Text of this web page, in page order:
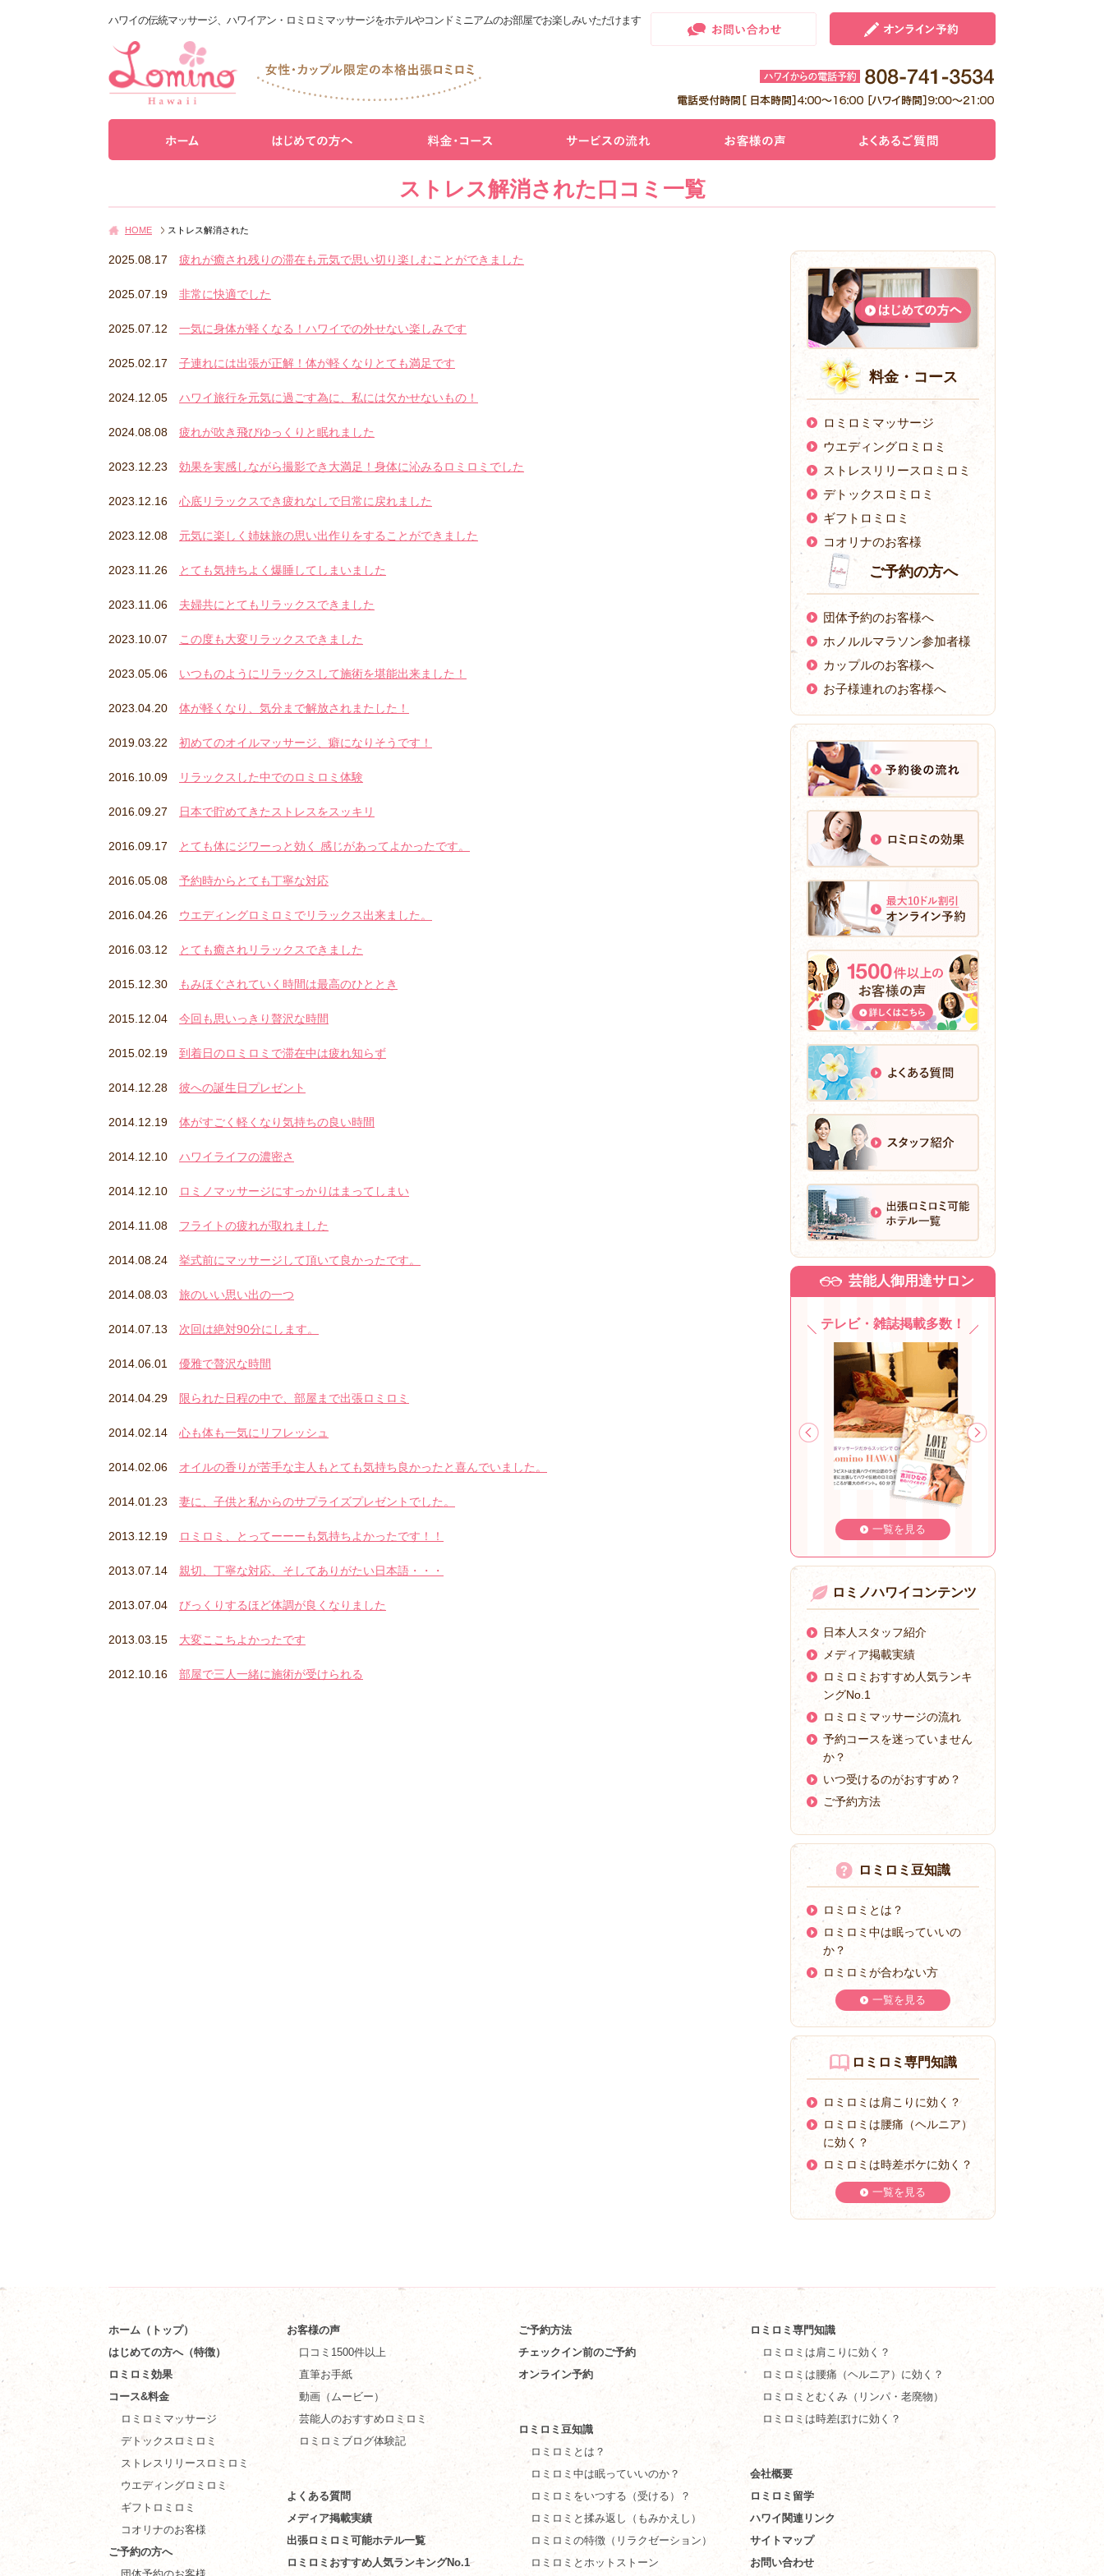
ハワイの伝統マッサージ、ハワイアン・ロミロミマッサージをホテルやコンドミニアムのお部屋でお楽しみいただけます
ストレス解消された口コミ一覧
HOME ストレス解消された
2025.08.17 疲れが癒され残りの滞在も元気で思い切り楽しむことができました
2025.07.19 非常に快適でした
2025.07.12 一気に身体が軽くなる！ハワイでの外せない楽しみです
2025.02.17 子連れには出張が正解！体が軽くなりとても満足です
2024.12.05 ハワイ旅行を元気に過ごす為に、私には欠かせないもの！
2024.08.08 疲れが吹き飛びゆっくりと眠れました
2023.12.23 効果を実感しながら撮影でき大満足！身体に沁みるロミロミでした
2023.12.16 心底リラックスでき疲れなしで日常に戻れました
2023.12.08 元気に楽しく姉妹旅の思い出作りをすることができました
2023.11.26 とても気持ちよく爆睡してしまいました
2023.11.06 夫婦共にとてもリラックスできました
2023.10.07 この度も大変リラックスできました
2023.05.06 いつものようにリラックスして施術を堪能出来ました！
2023.04.20 体が軽くなり、気分まで解放されまたした！
2019.03.22 初めてのオイルマッサージ、癖になりそうです！
2016.10.09 リラックスした中でのロミロミ体験
2016.09.27 日本で貯めてきたストレスをスッキリ
2016.09.17 とても体にジワーっと効く 感じがあってよかったです。
2016.05.08 予約時からとても丁寧な対応
2016.04.26 ウエディングロミロミでリラックス出来ました。
2016.03.12 とても癒されリラックスできました
2015.12.30 もみほぐされていく時間は最高のひととき
2015.12.04 今回も思いっきり贅沢な時間
2015.02.19 到着日のロミロミで滞在中は疲れ知らず
2014.12.28 彼への誕生日プレゼント
2014.12.19 体がすごく軽くなり気持ちの良い時間
2014.12.10 ハワイライフの濃密さ
2014.12.10 ロミノマッサージにすっかりはまってしまい
2014.11.08 フライトの疲れが取れました
2014.08.24 挙式前にマッサージして頂いて良かったです。
2014.08.03 旅のいい思い出の一つ
2014.07.13 次回は絶対90分にします。
2014.06.01 優雅で贅沢な時間
2014.04.29 限られた日程の中で、部屋まで出張ロミロミ
2014.02.14 心も体も一気にリフレッシュ
2014.02.06 オイルの香りが苦手な主人もとても気持ち良かったと喜んでいました。
2014.01.23 妻に、子供と私からのサプライズプレゼントでした。
2013.12.19 ロミロミ、とってーーーも気持ちよかったです！！
2013.07.14 親切、丁寧な対応、そしてありがたい日本語・・・
2013.07.04 びっくりするほど体調が良くなりました
2013.03.15 大変ここちよかったです
2012.10.16 部屋で三人一緒に施術が受けられる
料金・コース
ロミロミマッサージ
ウエディングロミロミ
ストレスリリースロミロミ
デトックスロミロミ
ギフトロミロミ
コオリナのお客様
ご予約の方へ
団体予約のお客様へ
ホノルルマラソン参加者様
カップルのお客様へ
お子様連れのお客様へ
芸能人御用達サロン
テレビ・雑誌掲載多数！
一覧を見る
ロミノハワイコンテンツ
日本人スタッフ紹介
メディア掲載実績
ロミロミおすすめ人気ランキ
ングNo.1
ロミロミマッサージの流れ
予約コースを迷っていません
か？
いつ受けるのがおすすめ？
ご予約方法
ロミロミ豆知識
ロミロミとは？
ロミロミ中は眠っていいの
か？
ロミロミが合わない方
一覧を見る
ロミロミ専門知識
ロミロミは肩こりに効く？
ロミロミは腰痛（ヘルニア）
に効く？
ロミロミは時差ボケに効く？
一覧を見る
ホーム（トップ）
はじめての方へ（特徴）
ロミロミ効果
コース&料金
ロミロミマッサージ
デトックスロミロミ
ストレスリリースロミロミ
ウエディングロミロミ
ギフトロミロミ
コオリナのお客様
ご予約の方へ
お客様の声
口コミ1500件以上
直筆お手紙
動画（ムービー）
芸能人のおすすめロミロミ
ロミロミブログ体験記
よくある質問
メディア掲載実績
出張ロミロミ可能ホテル一覧
ロミロミおすすめ人気ランキングNo.1
ご予約方法
チェックイン前のご予約
オンライン予約
ロミロミ豆知識
ロミロミとは？
ロミロミ中は眠っていいのか？
ロミロミをいつする（受ける）？
ロミロミと揉み返し（もみかえし）
ロミロミの特徴（リラクゼーション）
ロミロミとホットストーン
ロミロミ専門知識
ロミロミは肩こりに効く？
ロミロミは腰痛（ヘルニア）に効く？
ロミロミとむくみ（リンパ・老廃物）
ロミロミは時差ぼけに効く？
会社概要
ロミロミ留学
ハワイ関連リンク
サイトマップ
お問い合わせ